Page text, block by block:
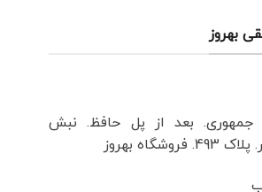
بهروز
جمهوری. بعد از پل حافظ. نبش
بهروز